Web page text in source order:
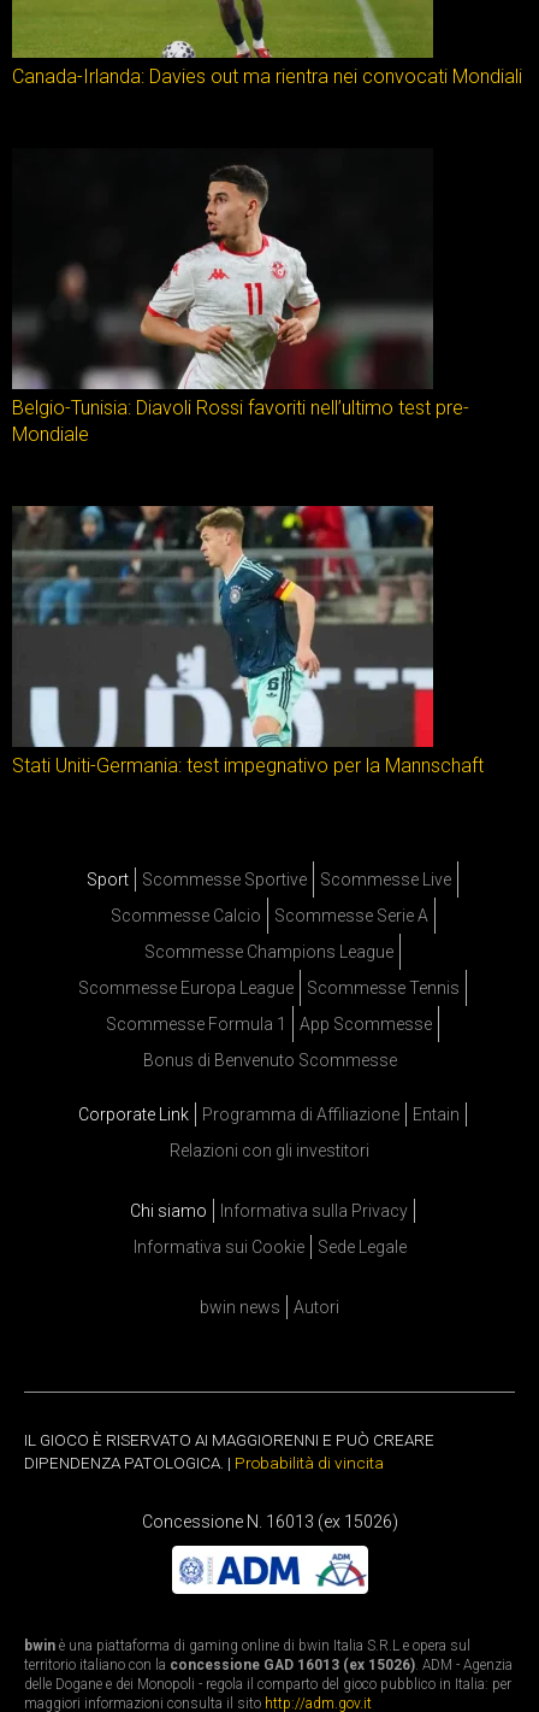
Canada-Irlanda: Davies out ma rientra nei convocati Mondiali
Belgio-Tunisia: Diavoli Rossi favoriti nell’ultimo test pre-
Mondiale
Stati Uniti-Germania: test impegnativo per la Mannschaft
Sport Scommesse Sportive
Scommesse Live
Scommesse Calcio
Scommesse Serie A
Scommesse Champions League
Scommesse Europa League
Scommesse Tennis
Scommesse Formula 1
App Scommesse
Bonus di Benvenuto Scommesse
Corporate Link Programma di Affiliazione
Entain
Relazioni con gli investitori
Chi siamo
Informativa sulla Privacy
Informativa sui Cookie
Sede Legale
bwin news Autori
IL GIOCO È RISERVATO AI MAGGIORENNI E PUÒ CREARE
DIPENDENZA PATOLOGICA. | Probabilità di vincita
Concessione N. 16013 (ex 15026)
bwin è una piattaforma di gaming online di bwin Italia S.R.L e opera sul
territorio italiano con la concessione GAD 16013 (ex 15026). ADM - Agenzia
delle Dogane e dei Monopoli - regola il comparto del gioco pubblico in Italia: per
maggiori informazioni consulta il sito http://adm.gov.it